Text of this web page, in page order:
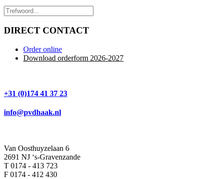
DIRECT CONTACT
Order online
Download orderform 2026-2027
+31 (0)174 41 37 23
info@pvdhaak.nl
Van Oosthuyzelaan 6
2691 NJ ‘s-Gravenzande
T 0174 - 413 723
F 0174 - 412 430